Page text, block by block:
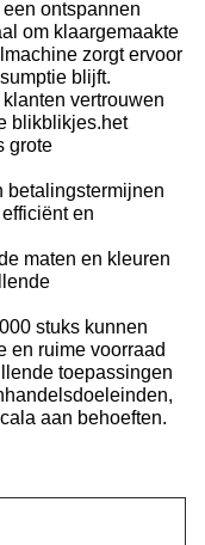
ontspannen
om klaargemaakte
zorgt ervoor
blijft.
vertrouwen
blikblikjes.het
grote
betalingstermijnen
en
maten en kleuren
stuks kunnen
en ruime voorraad
toepassingen
aan behoeften.